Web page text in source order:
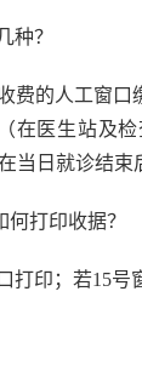
种？
费的人工窗
在医生站及
当日就诊结
打印收据？
打印；若15号